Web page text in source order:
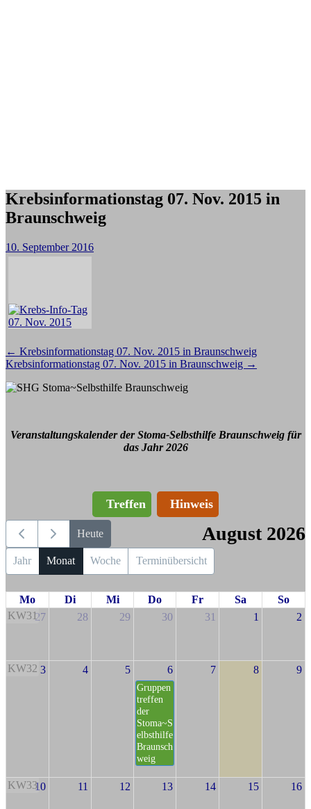
Krebsinformationstag 07. Nov. 2015 in
Braunschweig
10. September 2016
Beitragsnavigation
← Krebsinformationstag 07. Nov. 2015 in Braunschweig
Krebsinformationstag 07. Nov. 2015 in Braunschweig →
Veranstaltungskalender der Stoma-Selbsthilfe Braunschweig für
das Jahr 2026
Treffen Hinweis
Heute August 2026
Jahr Monat Woche Terminübersicht
Mo Di Mi Do Fr Sa
So
KW3127 28 29 30 31 1 2
KW32 3 4 5 6
Gruppen
treffen
der
Stoma~S
elbsthilfe
Braunsch
weig
7 8 9
KW3310 11 12 13 14 15 16